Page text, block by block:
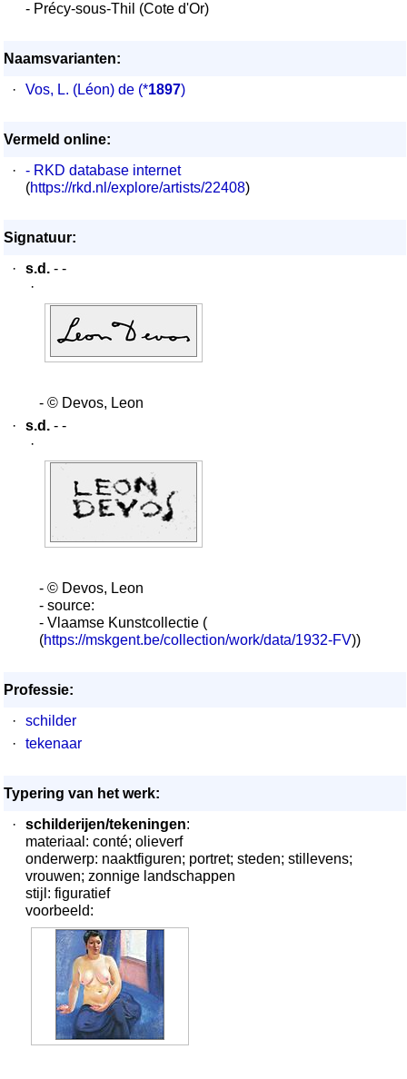
- Précy-sous-Thil (Cote d'Or)
Naamsvarianten:
·
Vos, L. (Léon) de (*1897)
Vermeld online:
·
- RKD database internet
(https://rkd.nl/explore/artists/22408)
Signatuur:
·
s.d. - -
·
- © Devos, Leon
·
s.d. - -
·
- © Devos, Leon
- source:
- Vlaamse Kunstcollectie (
(https://mskgent.be/collection/work/data/1932-FV))
Professie:
·
schilder
·
tekenaar
Typering van het werk:
·
schilderijen/tekeningen:
materiaal: conté; olieverf
onderwerp: naaktfiguren; portret; steden; stillevens;
vrouwen; zonnige landschappen
stijl: figuratief
voorbeeld: